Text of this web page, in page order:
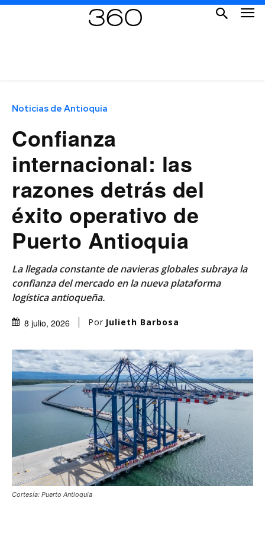
Noticias de Antioquia
Confianza
internacional: las
razones detrás del
éxito operativo de
Puerto Antioquia
La llegada constante de navieras globales subraya la
confianza del mercado en la nueva plataforma
logística antioqueña.
8 julio, 2026 Por Julieth Barbosa
Cortesía: Puerto Antioquia